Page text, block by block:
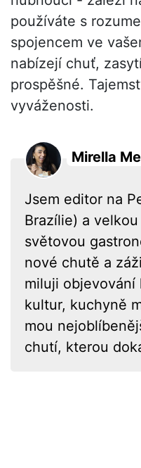
používáte s
spojencem ve
nabízejí chuť,
prospěšné.
vyváženosti.
Mirella
Jsem editor na
Brazílie) a
světovou
nové chutě a
miluji objevování
kultur, kuchyně
mou
chutí, kterou